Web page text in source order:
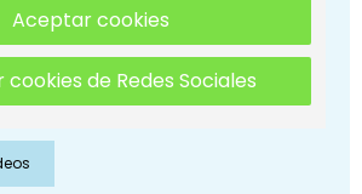
Aceptar cookies
de Redes Sociales